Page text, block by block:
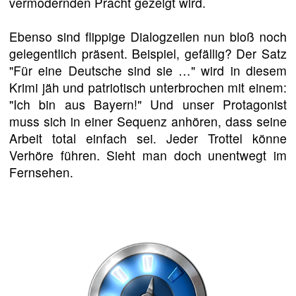
Ebenso sind flippige Dialogzeilen nun bloß noch
gelegentlich präsent. Beispiel, gefällig? Der Satz
"Für eine Deutsche sind sie …" wird in diesem
Krimi jäh und patriotisch unterbrochen mit einem:
"Ich bin aus Bayern!" Und unser Protagonist
muss sich in einer Sequenz anhören, dass seine
Arbeit total einfach sei. Jeder Trottel könne
Verhöre führen. Sieht man doch unentwegt im
Fernsehen.